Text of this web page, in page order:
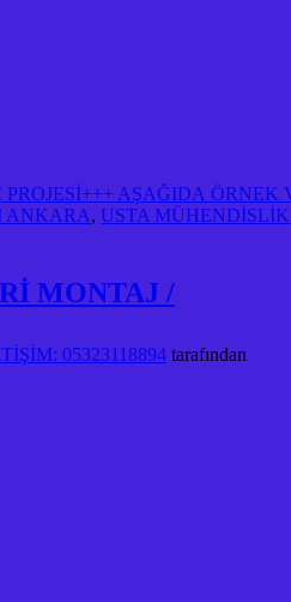
AŞAĞIDA
ANKARA, USTA
MONTAJ /
05323118894 tarafından